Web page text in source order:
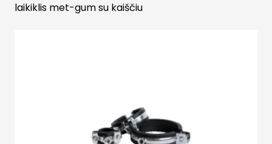
laikiklis met-gum su kaiščiu